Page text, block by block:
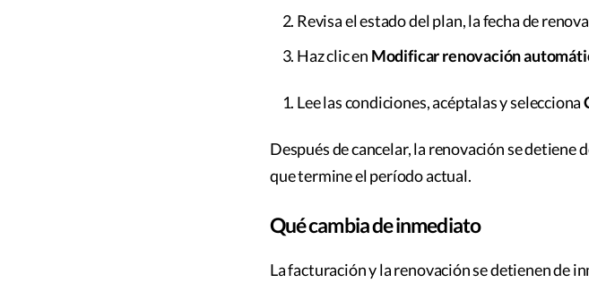
Revisa el estado del plan, la fecha de
Haz clic en Modificar renovación
Lee las condiciones, acéptalas y selecciona
Después de cancelar, la renovación se detiene
que termine el período actual.
Qué cambia de inmediato
La facturación y la renovación se detienen de